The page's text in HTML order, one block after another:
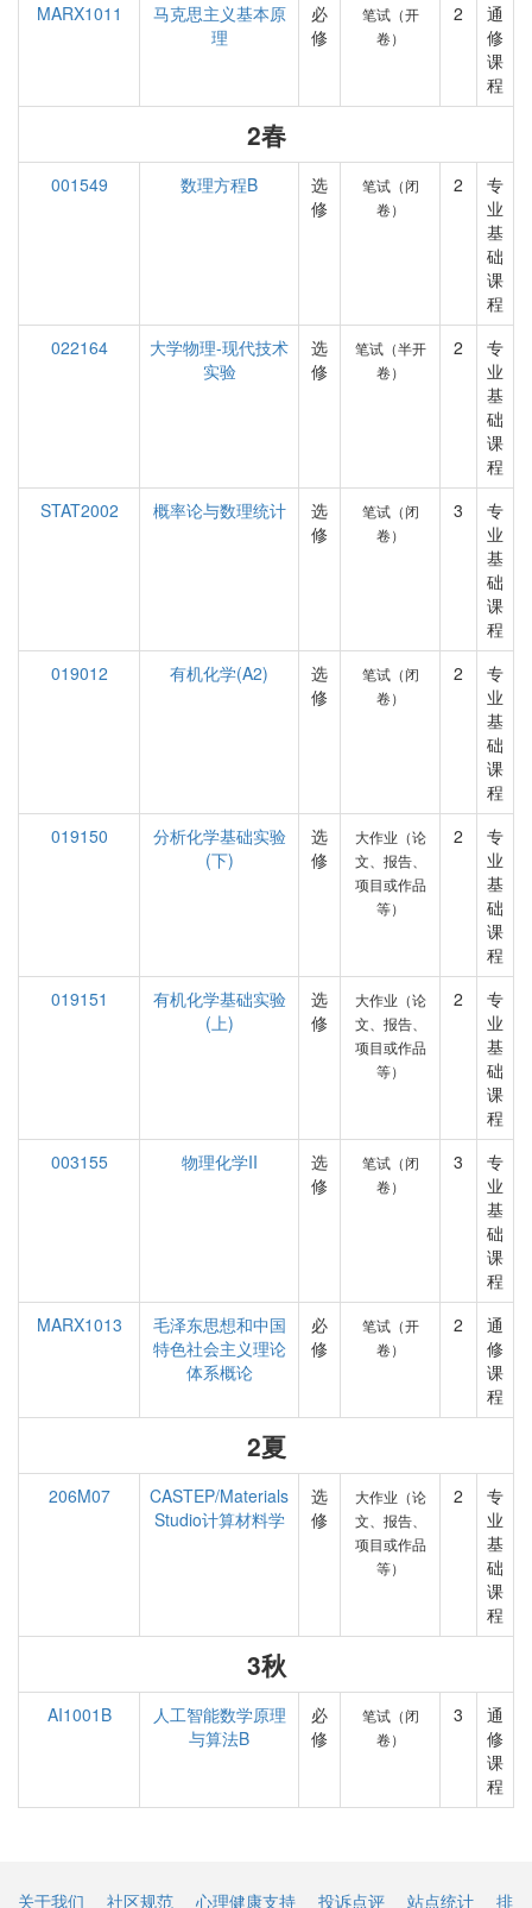
MARX1011
马克思主义基本原
理
必
修
笔试（开
卷）
2
通
修
课
程
2春
001549 数理方程B
选
修
笔试（闭
卷）
2
专
业
基
础
课
程
022164
大学物理-现代技术
实验
选
修
笔试（半开
卷）
2
专
业
基
础
课
程
STAT2002
概率论与数理统计
选
修
笔试（闭
卷）
3
专
业
基
础
课
程
019012
有机化学(A2)
选
修
笔试（闭
卷）
2
专
业
基
础
课
程
019150
分析化学基础实验
(下)
选
修
大作业（论
文、报告、
项目或作品
等）
2
专
业
基
础
课
程
019151
有机化学基础实验
(上)
选
修
大作业（论
文、报告、
项目或作品
等）
2
专
业
基
础
课
程
003155
物理化学II
选
修
笔试（闭
卷）
3
专
业
基
础
课
程
MARX1013
毛泽东思想和中国
特色社会主义理论
体系概论
必
修
笔试（开
卷）
2
通
修
课
程
2夏
206M07
CASTEP/Materials
Studio计算材料学
选
修
大作业（论
文、报告、
项目或作品
等）
2
专
业
基
础
课
程
3秋
AI1001B
人工智能数学原理
与算法B
必
修
笔试（闭
卷）
3
通
修
课
程
关于我们 社区规范 心理健康支持 投诉点评 站点统计 排